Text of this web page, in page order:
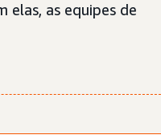
elas, as equipes de